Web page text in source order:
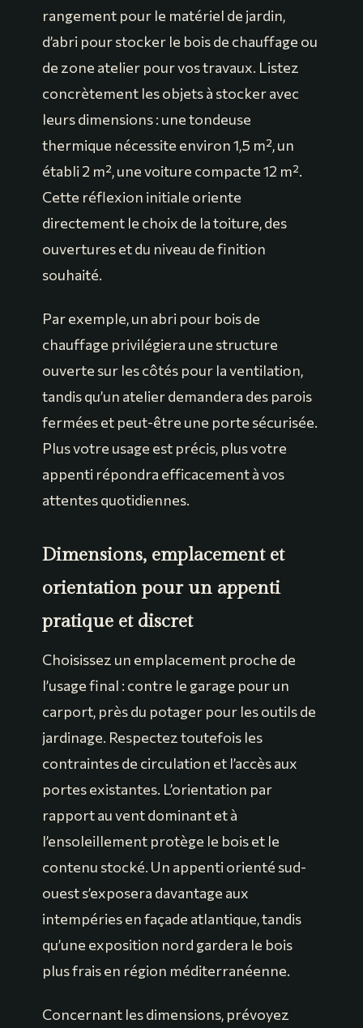
rangement pour le matériel de jardin,
d’abri pour stocker le bois de chauffage ou
de zone atelier pour vos travaux. Listez
concrètement les objets à stocker avec
leurs dimensions : une tondeuse
thermique nécessite environ 1,5 m², un
établi 2 m², une voiture compacte 12 m².
Cette réflexion initiale oriente
directement le choix de la toiture, des
ouvertures et du niveau de finition
souhaité.
Par exemple, un abri pour bois de
chauffage privilégiera une structure
ouverte sur les côtés pour la ventilation,
tandis qu’un atelier demandera des parois
fermées et peut-être une porte sécurisée.
Plus votre usage est précis, plus votre
appenti répondra efficacement à vos
attentes quotidiennes.
Dimensions, emplacement et
orientation pour un appenti
pratique et discret
Choisissez un emplacement proche de
l’usage final : contre le garage pour un
carport, près du potager pour les outils de
jardinage. Respectez toutefois les
contraintes de circulation et l’accès aux
portes existantes. L’orientation par
rapport au vent dominant et à
l’ensoleillement protège le bois et le
contenu stocké. Un appenti orienté sud-
ouest s’exposera davantage aux
intempéries en façade atlantique, tandis
qu’une exposition nord gardera le bois
plus frais en région méditerranéenne.
Concernant les dimensions, prévoyez